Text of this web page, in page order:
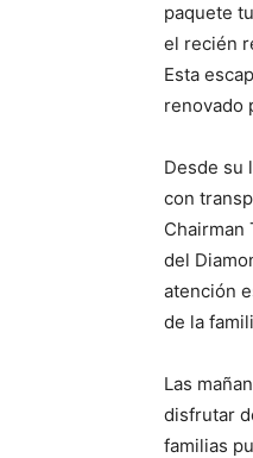
paquete
el recién
Esta
renovado
Desde su
con
Chairman
del
atención
de la
Las
disfrutar
familias